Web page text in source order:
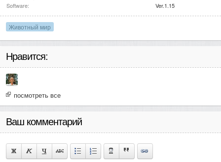
Software:
Ver.1.15
Животный мир
Нравится:
посмотреть все
Ваш комментарий